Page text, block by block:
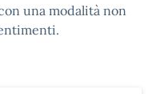
una modalità non